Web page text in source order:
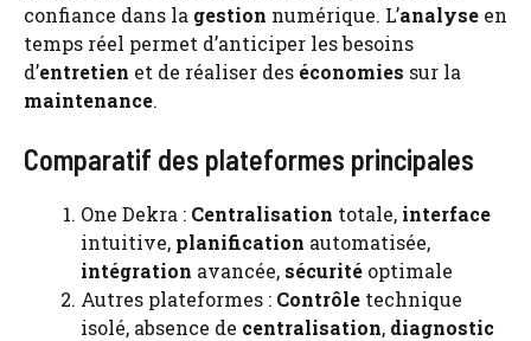
confiance dans la gestion numérique. L’analyse en
temps réel permet d’anticiper les besoins
d’entretien et de réaliser des économies sur la
maintenance.
Comparatif des plateformes principales
One Dekra : Centralisation totale, interface
intuitive, planification automatisée,
intégration avancée, sécurité optimale
Autres plateformes : Contrôle technique
isolé, absence de centralisation, diagnostic